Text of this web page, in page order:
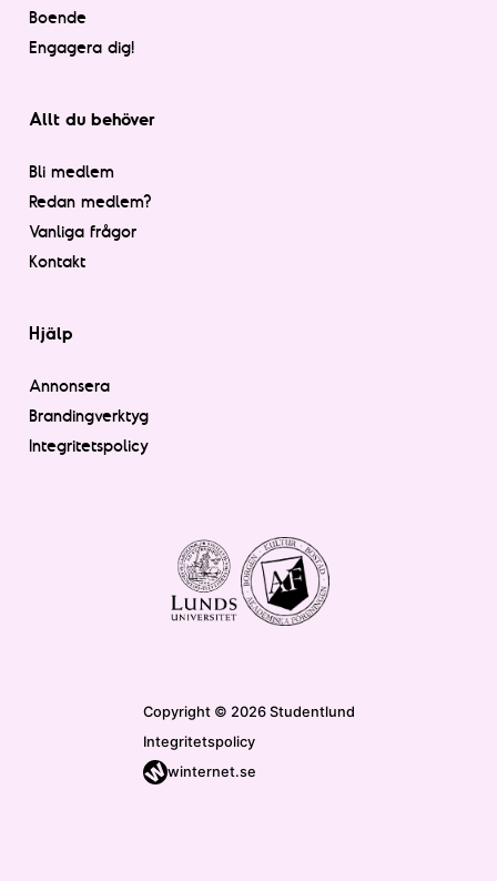
Boende
Engagera dig!
Allt du behöver
Bli medlem
Redan medlem?
Vanliga frågor
Kontakt
Hjälp
Annonsera
Brandingverktyg
Integritetspolicy
Copyright © 2026 Studentlund
Integritetspolicy
winternet.se